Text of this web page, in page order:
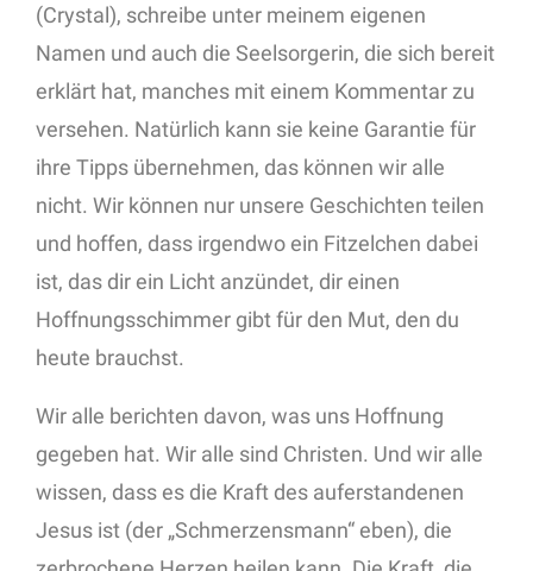
(Crystal), schreibe unter meinem eigenen
Namen und auch die Seelsorgerin, die sich bereit
erklärt hat, manches mit einem Kommentar zu
versehen. Natürlich kann sie keine Garantie für
ihre Tipps übernehmen, das können wir alle
nicht. Wir können nur unsere Geschichten teilen
und hoffen, dass irgendwo ein Fitzelchen dabei
ist, das dir ein Licht anzündet, dir einen
Hoffnungsschimmer gibt für den Mut, den du
heute brauchst.
Wir alle berichten davon, was uns Hoffnung
gegeben hat. Wir alle sind Christen. Und wir alle
wissen, dass es die Kraft des auferstandenen
Jesus ist (der „Schmerzensmann“ eben), die